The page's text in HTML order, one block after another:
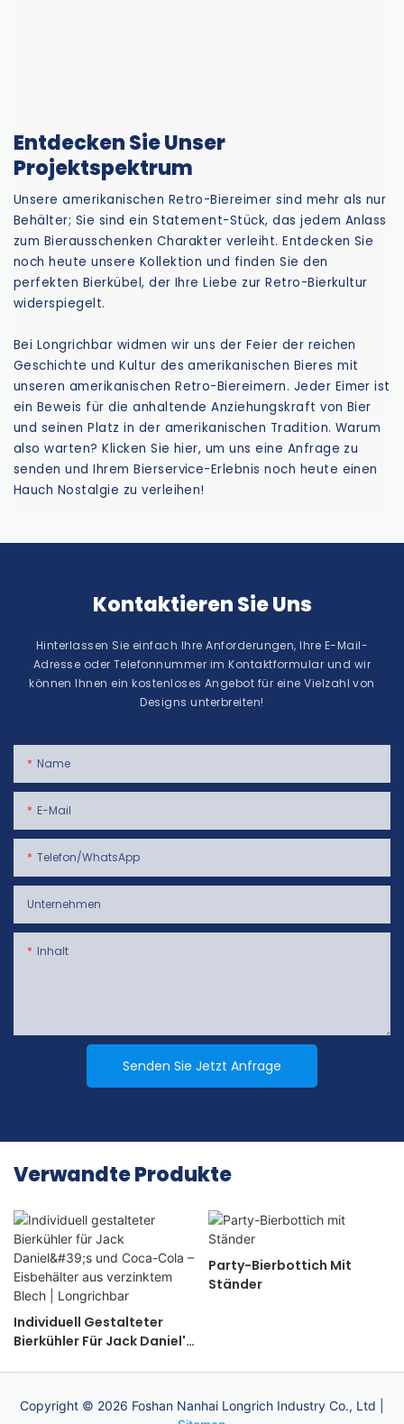
Entdecken Sie Unser
Projektspektrum
Unsere amerikanischen Retro-Biereimer sind mehr als nur
Behälter; Sie sind ein Statement-Stück, das jedem Anlass
zum Bierausschenken Charakter verleiht. Entdecken Sie
noch heute unsere Kollektion und finden Sie den
perfekten Bierkübel, der Ihre Liebe zur Retro-Bierkultur
widerspiegelt.
Bei Longrichbar widmen wir uns der Feier der reichen
Geschichte und Kultur des amerikanischen Bieres mit
unseren amerikanischen Retro-Biereimern. Jeder Eimer ist
ein Beweis für die anhaltende Anziehungskraft von Bier
und seinen Platz in der amerikanischen Tradition. Warum
also warten? Klicken Sie hier, um uns eine Anfrage zu
senden und Ihrem Bierservice-Erlebnis noch heute einen
Hauch Nostalgie zu verleihen!
Kontaktieren Sie Uns
Hinterlassen Sie einfach Ihre Anforderungen, Ihre E-Mail-
Adresse oder Telefonnummer im Kontaktformular und wir
können Ihnen ein kostenloses Angebot für eine Vielzahl von
Designs unterbreiten!
Name
E-Mail
Telefon/WhatsApp
Unternehmen
Inhalt
Senden Sie Jetzt Anfrage
Verwandte Produkte
Individuell Gestalteter
Bierkühler Für Jack Daniel's
Eisbehälter Aus Verzinktem
Blech | Longrichbar
Party-Bierbottich Mit
Ständer
Copyright © 2026 Foshan Nanhai Longrich Industry Co., Ltd |